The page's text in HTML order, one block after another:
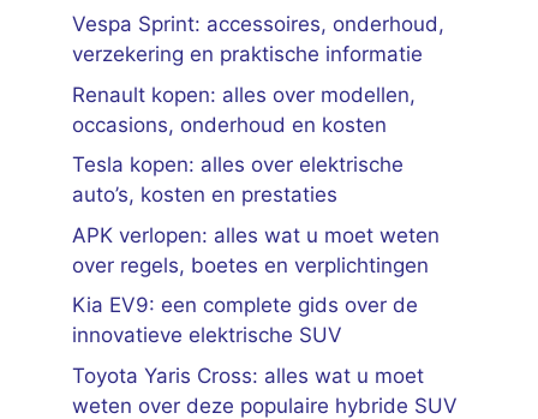
Vespa Sprint: accessoires, onderhoud,
verzekering en praktische informatie
Renault kopen: alles over modellen,
occasions, onderhoud en kosten
Tesla kopen: alles over elektrische
auto’s, kosten en prestaties
APK verlopen: alles wat u moet weten
over regels, boetes en verplichtingen
Kia EV9: een complete gids over de
innovatieve elektrische SUV
Toyota Yaris Cross: alles wat u moet
weten over deze populaire hybride SUV